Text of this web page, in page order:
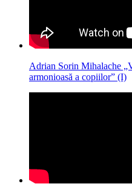
Adrian Sorin Mihalache
armonioasă a copiilor” (I)